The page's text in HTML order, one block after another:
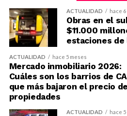
ACTUALIDAD hace
Obras en el
$11.000
estaciones de
ACTUALIDAD hace 5 meses
Mercado inmobiliario 2026:
Cuáles son los barrios de
que más bajaron el precio
propiedades
ACTUALIDAD hace